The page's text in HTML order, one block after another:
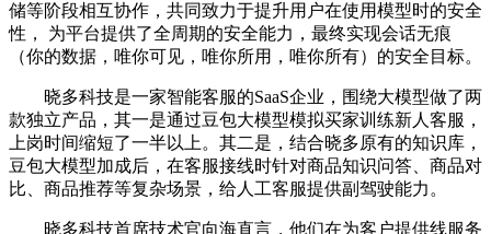
储等阶段相互协作，共同致力于提升用户在使用模型时的安全
性， 为平台提供了全周期的安全能力，最终实现会话无痕
（你的数据，唯你可见，唯你所用，唯你所有）的安全目标。
晓多科技是一家智能客服的SaaS企业，围绕大模型做了两
款独立产品，其一是通过豆包大模型模拟买家训练新人客服，
上岗时间缩短了一半以上。其二是，结合晓多原有的知识库，
豆包大模型加成后，在客服接线时针对商品知识问答、商品对
比、商品推荐等复杂场景，给人工客服提供副驾驶能力。
晓多科技首席技术官向海直言，他们在为客户提供线服务